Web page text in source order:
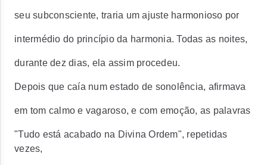
seu subconsciente, traria um ajuste harmonioso por
intermédio do princípio da harmonia. Todas as noites,
durante dez dias, ela assim procedeu.
Depois que caía num estado de sonolência, afirmava
em tom calmo e vagaroso, e com emoção, as palavras
"Tudo está acabado na Divina Ordem", repetidas
vezes,